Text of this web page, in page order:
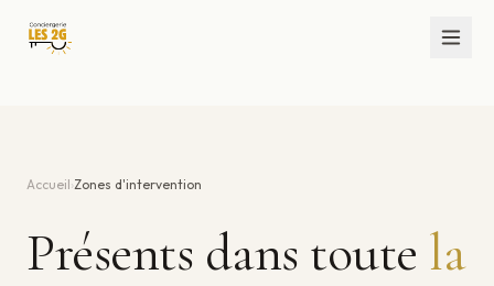
Accueil›Zones d'intervention
Présents dans toute la